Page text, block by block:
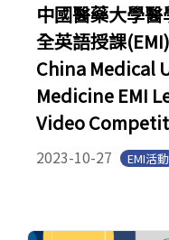
中國醫藥大學
全英語授課
China Medical
Medicine EMI
Video
2023-10-27 EMI活動